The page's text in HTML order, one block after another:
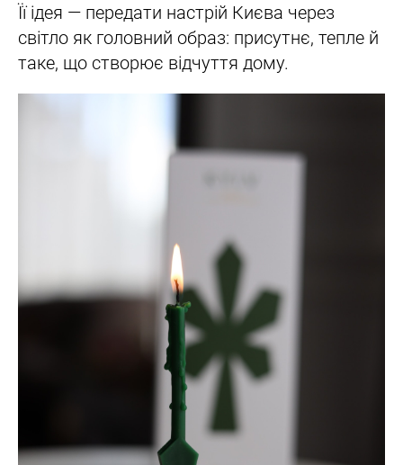
Її ідея — передати настрій Києва через
світло як головний образ: присутнє, тепле й
таке, що створює відчуття дому.